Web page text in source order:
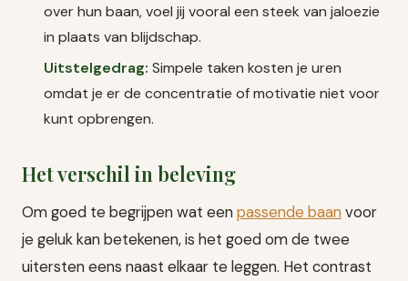
over hun baan, voel jij vooral een steek van jaloezie
in plaats van blijdschap.
Uitstelgedrag: Simpele taken kosten je uren
omdat je er de concentratie of motivatie niet voor
kunt opbrengen.
Het verschil in beleving
Om goed te begrijpen wat eenpassende baanvoor
je geluk kan betekenen, is het goed om de twee
uitersten eens naast elkaar te leggen. Het contrast